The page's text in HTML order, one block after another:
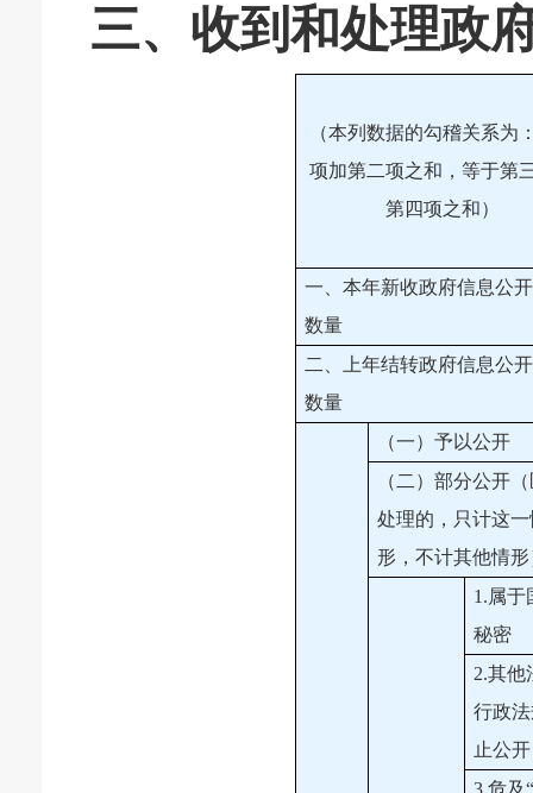
三、收到和处理政
（本列数据的勾稽关系为
项加第二项之和，等于第
第四项之和）
一、本年新收政府信息公
数量
二、上年结转政府信息公
数量
（一）予以公开
（二）部分公开
处理的，只计这一
形，不计其他情形
1.属于
秘密
2.其他
行政
止公开
3.危及